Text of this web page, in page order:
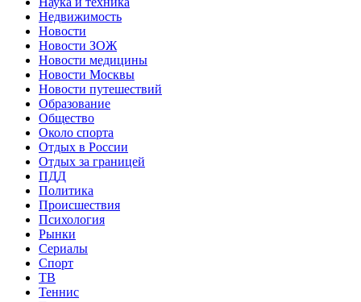
Недвижимость
Новости
Новости ЗОЖ
Новости медицины
Новости Москвы
Новости путешествий
Образование
Общество
Около спорта
Отдых в России
Отдых за границей
ПДД
Политика
Происшествия
Психология
Рынки
Сериалы
Спорт
ТВ
Теннис